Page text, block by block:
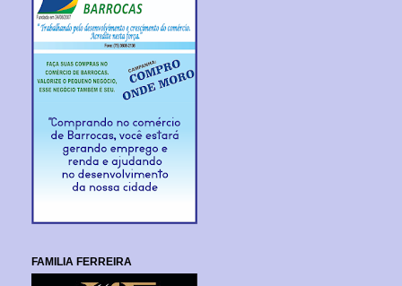
FAMILIA FERREIRA